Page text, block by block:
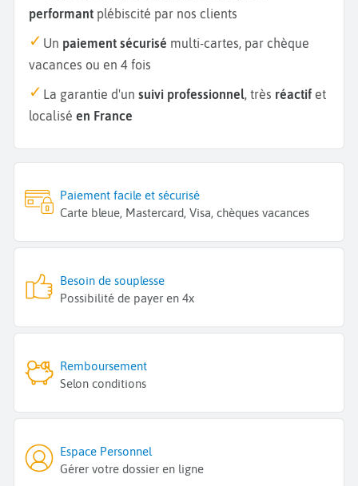
performant plébiscité par nos clients
Un paiement sécurisé multi-cartes, par chèque
vacances ou en 4 fois
La garantie d'un suivi professionnel, très réactif et
localisé en France
Paiement facile et sécurisé
Carte bleue, Mastercard, Visa, chèques vacances
Besoin de souplesse
Possibilité de payer en 4x
Remboursement
Selon conditions
Espace Personnel
Gérer votre dossier en ligne